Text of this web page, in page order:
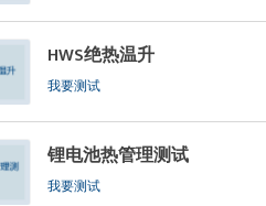
HWS绝热温升
我要测试
锂电池热管理测试
我要测试